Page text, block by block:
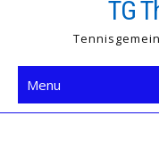
TG
Menu